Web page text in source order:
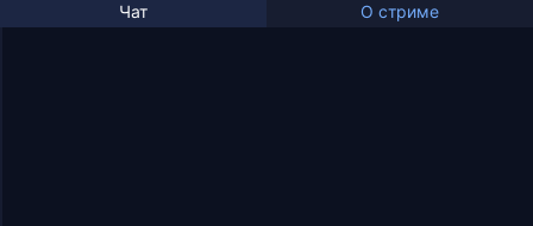
Чат О стриме